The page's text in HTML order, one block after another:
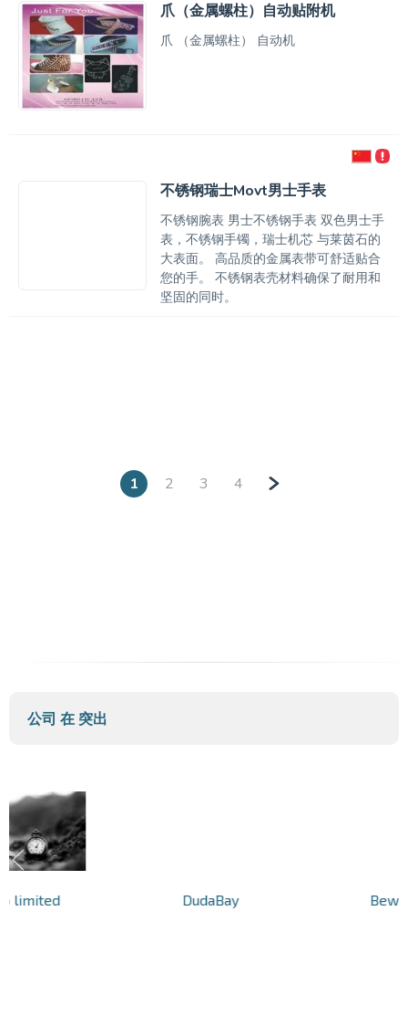
爪（金属螺柱）自动贴附机
爪 （金属螺柱） 自动机
不锈钢瑞士Movt男士手表
不锈钢腕表 男士不锈钢手表 双色男士手
表，不锈钢手镯，瑞士机芯 与莱茵石的
大表面。 高品质的金属表带可舒适贴合
您的手。 不锈钢表壳材料确保了耐用和
坚固的同时。
1 2 3 4 »
公司 在 突出
limited DudaBay